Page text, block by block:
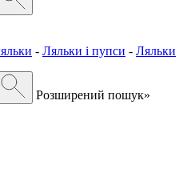
- Ляльки і пупси - Ляльки
Розширений пошук»